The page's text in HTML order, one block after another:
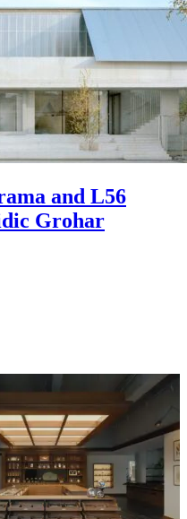
and L56
Grohar